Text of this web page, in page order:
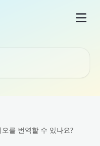
를 번역할 수 있나요?